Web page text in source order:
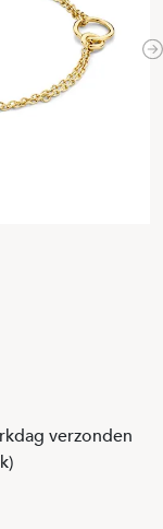
verzonden